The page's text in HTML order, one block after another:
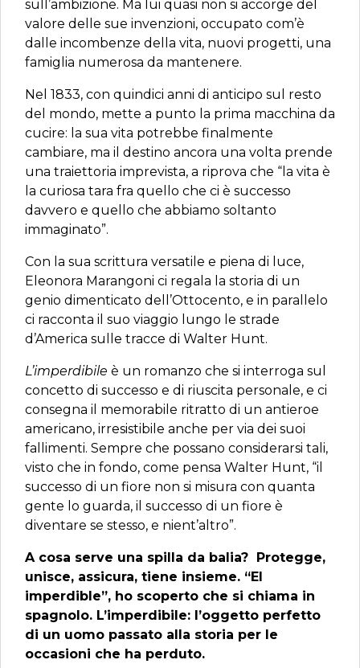
sull’ambizione. Ma lui quasi non si accorge del
valore delle sue invenzioni, occupato com’è
dalle incombenze della vita, nuovi progetti, una
famiglia numerosa da mantenere.
Nel 1833, con quindici anni di anticipo sul resto
del mondo, mette a punto la prima macchina da
cucire: la sua vita potrebbe finalmente
cambiare, ma il destino ancora una volta prende
una traiettoria imprevista, a riprova che “la vita è
la curiosa tara fra quello che ci è successo
davvero e quello che abbiamo soltanto
immaginato”.
Con la sua scrittura versatile e piena di luce,
Eleonora Marangoni ci regala la storia di un
genio dimenticato dell’Ottocento, e in parallelo
ci racconta il suo viaggio lungo le strade
d’America sulle tracce di Walter Hunt.
L’imperdibile è un romanzo che si interroga sul
concetto di successo e di riuscita personale, e ci
consegna il memorabile ritratto di un antieroe
americano, irresistibile anche per via dei suoi
fallimenti. Sempre che possano considerarsi tali,
visto che in fondo, come pensa Walter Hunt, “il
successo di un fiore non si misura con quanta
gente lo guarda, il successo di un fiore è
diventare se stesso, e nient’altro”.
A cosa serve una spilla da balia? Protegge,
unisce, assicura, tiene insieme. “El
imperdible”, ho scoperto che si chiama in
spagnolo. L’imperdibile: l’oggetto perfetto
di un uomo passato alla storia per le
occasioni che ha perduto.